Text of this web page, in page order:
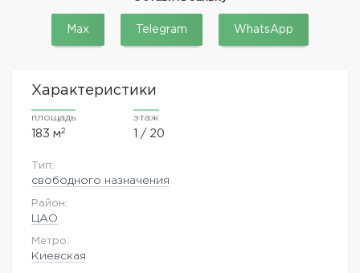
Max Telegram WhatsApp
Характеристики
площадь
183 м2
этаж
1 / 20
Тип:
свободного назначения
Район:
ЦАО
Метро:
Киевская